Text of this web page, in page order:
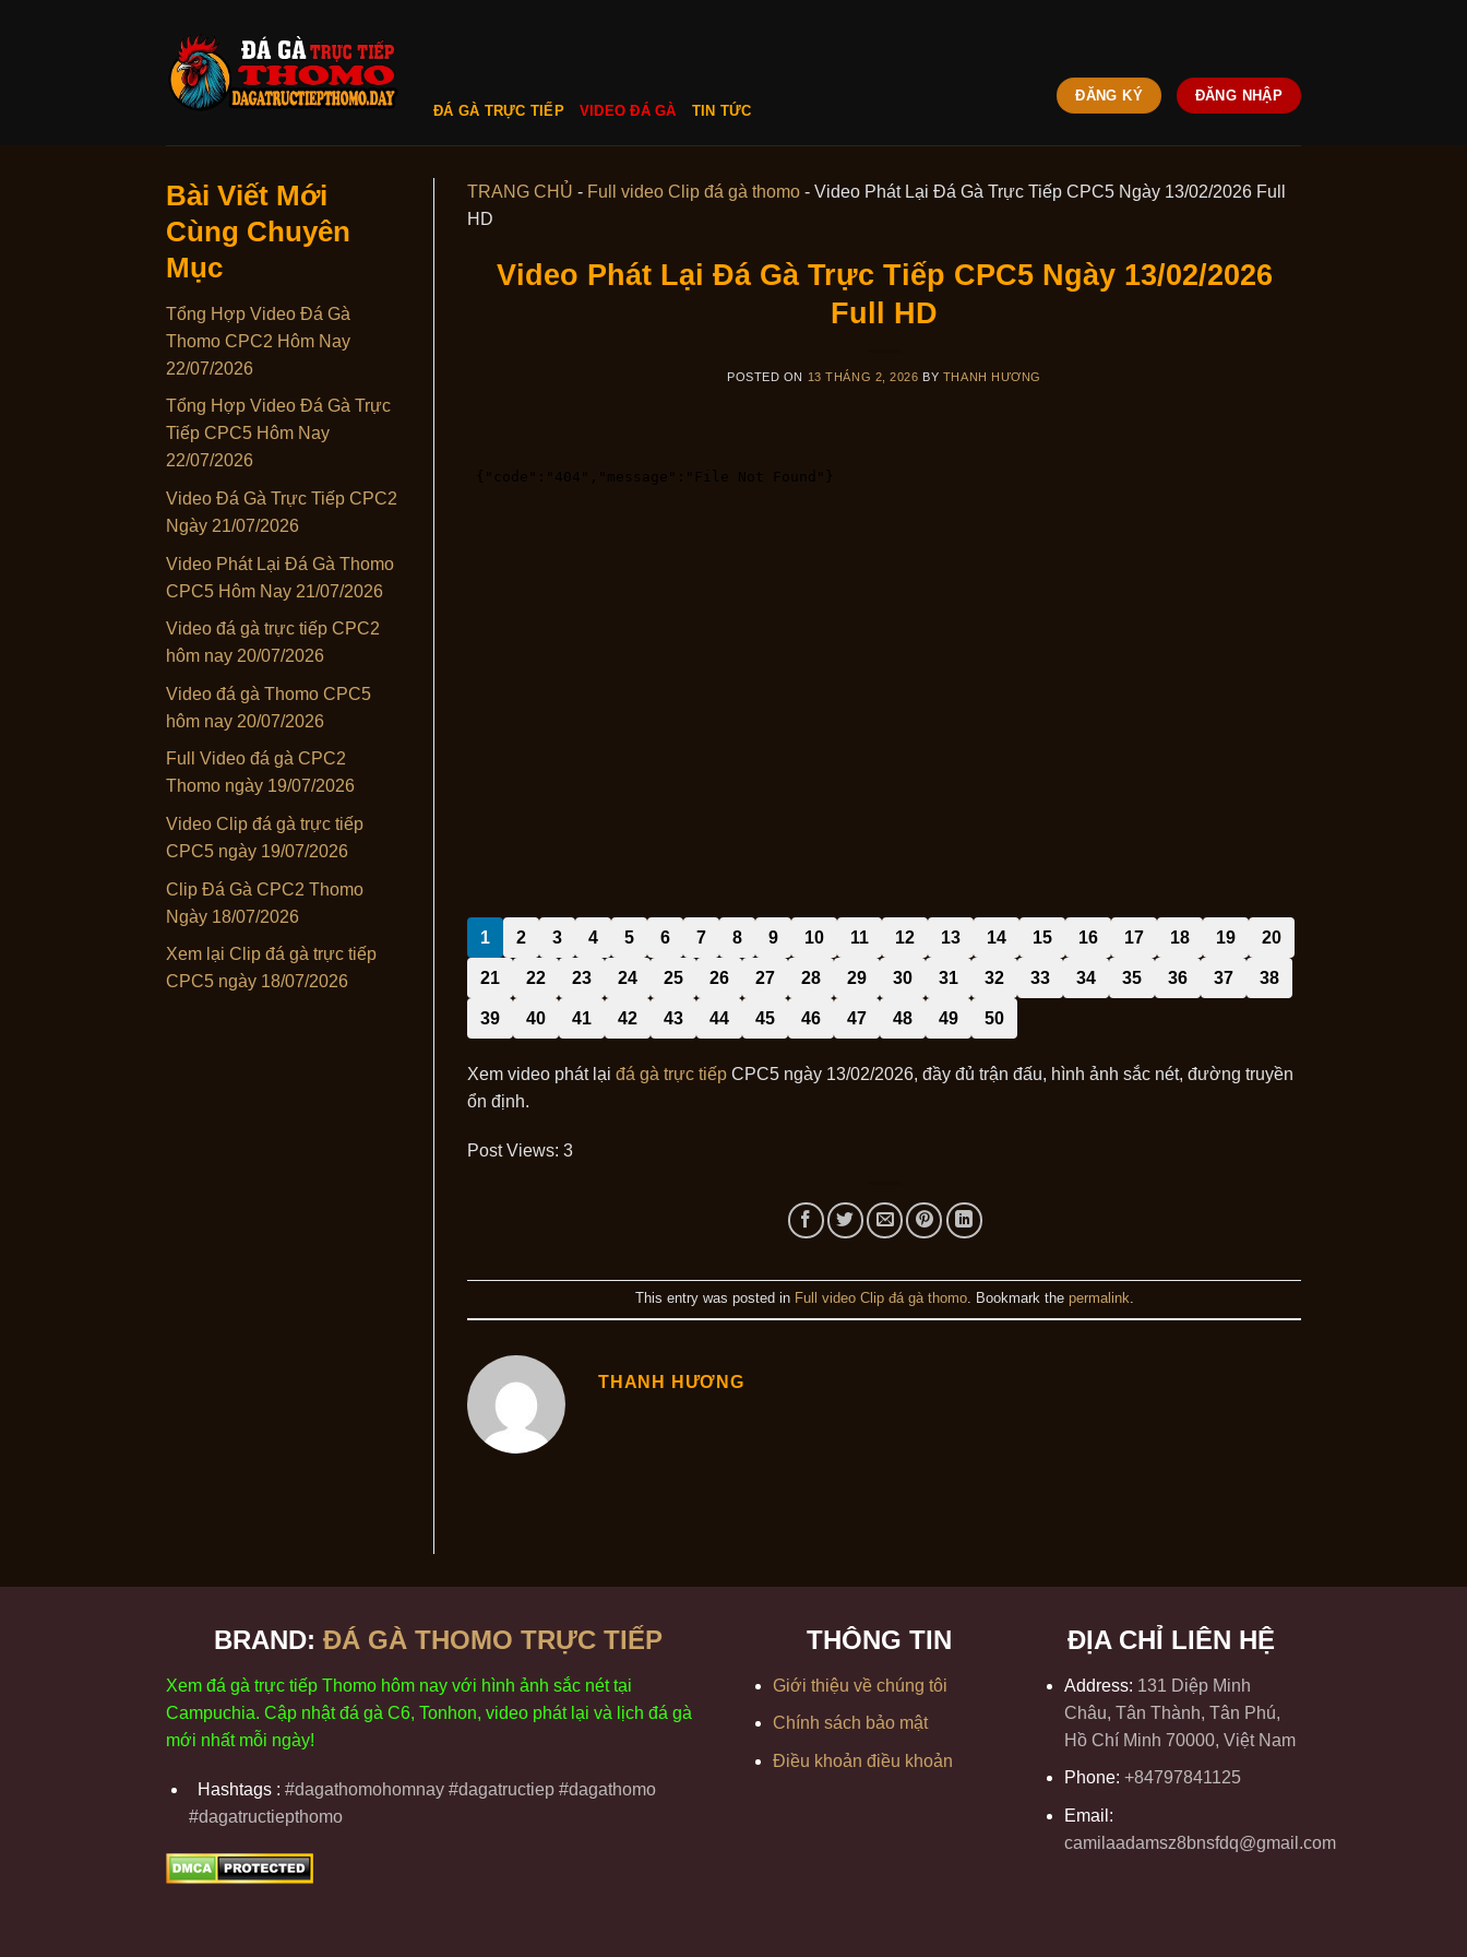
ĐÁ GÀ TRỰC TIẾP VIDEO ĐÁ GÀ TIN TỨC
ĐĂNG KÝ ĐĂNG NHẬP
Bài Viết Mới
Cùng Chuyên
Mục
Tổng Hợp Video Đá Gà
Thomo CPC2 Hôm Nay
22/07/2026
Tổng Hợp Video Đá Gà Trực
Tiếp CPC5 Hôm Nay
22/07/2026
Video Đá Gà Trực Tiếp CPC2
Ngày 21/07/2026
Video Phát Lại Đá Gà Thomo
CPC5 Hôm Nay 21/07/2026
Video đá gà trực tiếp CPC2
hôm nay 20/07/2026
Video đá gà Thomo CPC5
hôm nay 20/07/2026
Full Video đá gà CPC2
Thomo ngày 19/07/2026
Video Clip đá gà trực tiếp
CPC5 ngày 19/07/2026
Clip Đá Gà CPC2 Thomo
Ngày 18/07/2026
Xem lại Clip đá gà trực tiếp
CPC5 ngày 18/07/2026
TRANG CHỦ - Full video Clip đá gà thomo - Video Phát Lại Đá Gà Trực Tiếp CPC5 Ngày 13/02/2026 Full
HD
Video Phát Lại Đá Gà Trực Tiếp CPC5 Ngày 13/02/2026
Full HD
POSTED ON 13 THÁNG 2, 2026 BY THANH HƯƠNG
1 2 3 4 5 6 7 8 9 10 11 12 13 14 15 16 17 18 19 20
21 22 23 24 25 26 27 28 29 30 31 32 33 34 35 36 37 38
39 40 41 42 43 44 45 46 47 48 49 50
Xem video phát lại đá gà trực tiếp CPC5 ngày 13/02/2026, đầy đủ trận đấu, hình ảnh sắc nét, đường truyền
ổn định.
Post Views: 3
This entry was posted in Full video Clip đá gà thomo. Bookmark the permalink
THANH HƯƠNG
BRAND: ĐÁ GÀ THOMO TRỰC TIẾP
Xem đá gà trực tiếp Thomo hôm nay với hình ảnh sắc néttại
Campuchia. Cập nhậtđá gà C6, Tonhon, video phátl ại và ịch đá gà
mới nhất mỗi ngày!
Hashtags : #dagathomohomnay #dagatructiep #dagathomo
#dagatructiepthomo
THÔNG TIN
Giới thiệu về chúng tôi
Chính sách bảo mật
Điều khoản điều khoản
ĐỊA CHỈ LIÊN HỆ
Address: 131 Diệp Minh
Châu, Tân Thành, Tân Phú,
Hồ Chí Minh 70000, Việt Nam
Phone: +84797841125
Email:
camilaadamsz8bnsfdq@gmail.com